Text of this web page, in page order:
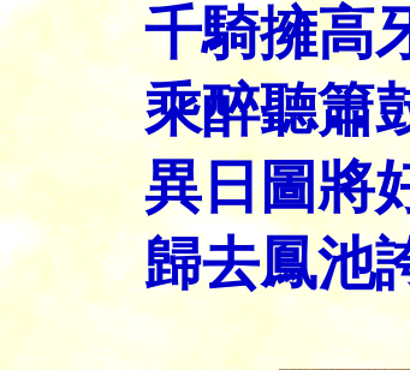
千騎擁高
乘醉聽簫
異日圖將
歸去鳳池